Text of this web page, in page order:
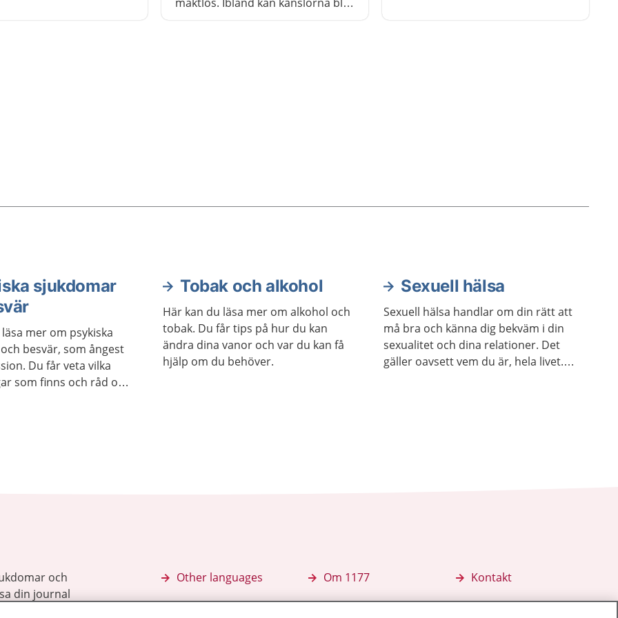
sjukdomar
mer om psykiska
besvär, som ångest
Du får veta vilka
som finns och råd om
Tobak och alkohol
Här kan du läsa mer om alkohol och
tobak. Du får tips på hur du kan
ändra dina vanor och var du kan få
hjälp om du behöver.
Sexuell hälsa
Sexuell hälsa handlar om din rätt att
må bra och känna dig bekväm i din
sexualitet och dina relationer. Det
gäller oavsett vem du är, hela livet.
och
din journal
Other languages
Lättläst svenska
Om 1177
E-tjänster
Kontakt
Press